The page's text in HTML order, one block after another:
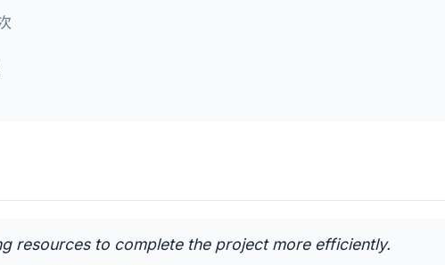
resources to complete the project more efficiently.